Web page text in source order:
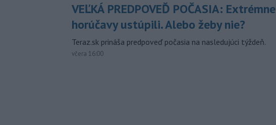
VEĽKÁ PREDPOVEĎ POČASIA: Extrémne
horúčavy ustúpili. Alebo žeby nie?
Teraz.sk prináša predpoveď počasia na nasledujúci týždeň.
včera 16:00